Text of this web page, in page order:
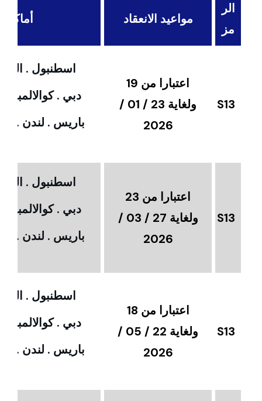
الر
مز
مواعيد الانعقاد أماكن
S13
اعتبارا من 19
ولغاية 23 / 01 /
2026
اسطنبول .
دبي .
باريس . لندن .
S13
اعتبارا من 23
ولغاية 27 / 03 /
2026
اسطنبول .
دبي .
باريس . لندن .
S13
اعتبارا من 18
ولغاية 22 / 05 /
2026
اسطنبول .
دبي .
باريس . لندن .